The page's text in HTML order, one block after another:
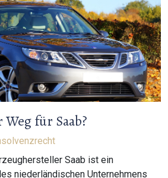
für Saab?
Saab ist ein
niederländischen Unternehmens